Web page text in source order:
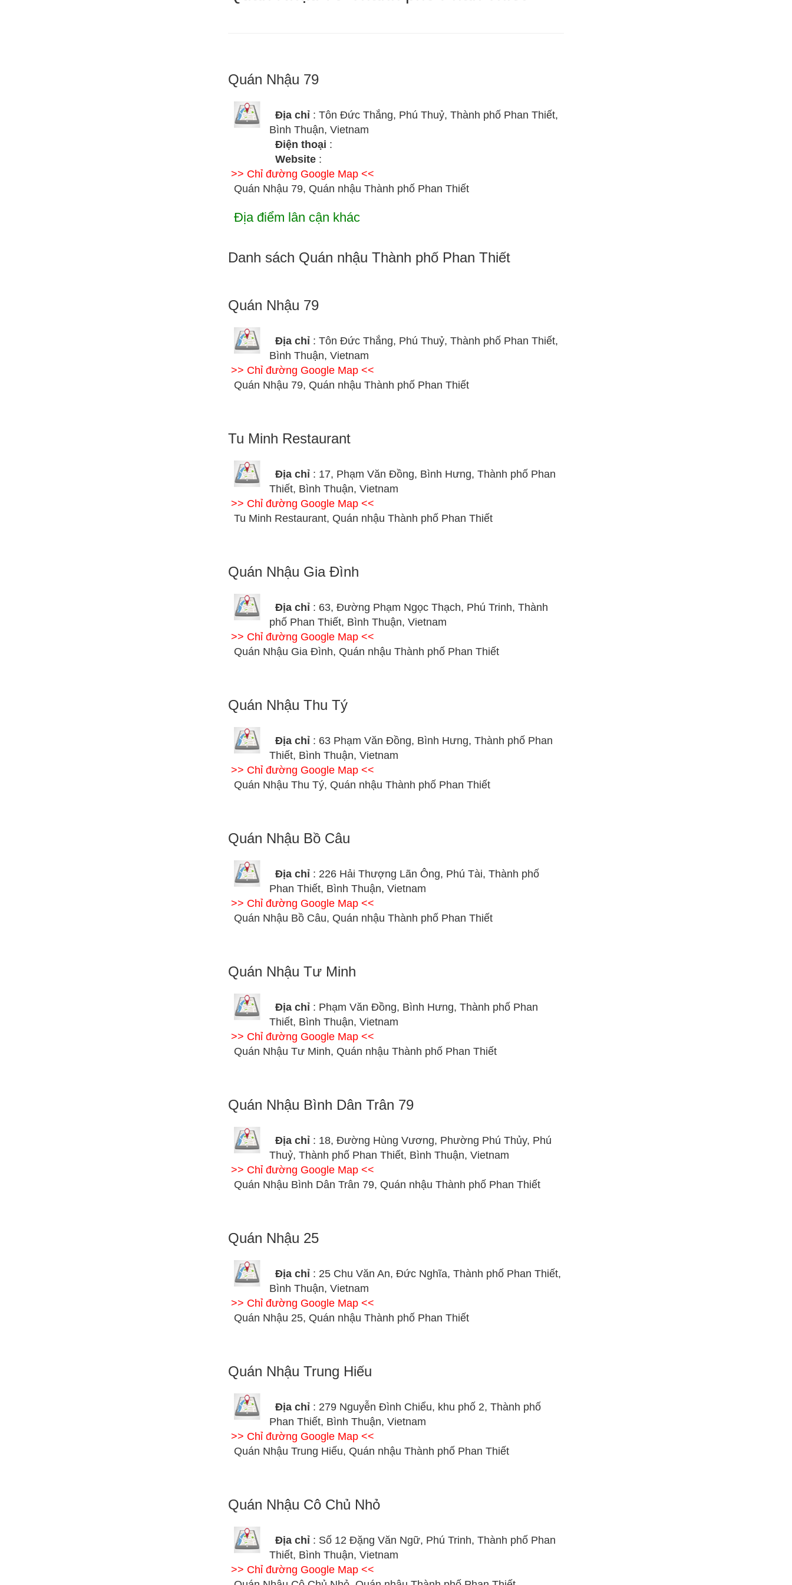
Quán Nhậu 79
Địa chỉ : Tôn Đức Thắng, Phú Thuỷ, Thành phố Phan Thiết,
Bình Thuận, Vietnam
Điện thoại :
Website :
>> Chỉ đường Google Map <<
Quán Nhậu 79, Quán nhậu Thành phố Phan Thiết
Địa điểm lân cận khác
Danh sách Quán nhậu Thành phố Phan Thiết
Quán Nhậu 79
Địa chỉ : Tôn Đức Thắng, Phú Thuỷ, Thành phố Phan Thiết,
Bình Thuận, Vietnam
>> Chỉ đường Google Map <<
Quán Nhậu 79, Quán nhậu Thành phố Phan Thiết
Tu Minh Restaurant
Địa chỉ : 17, Phạm Văn Đồng, Bình Hưng, Thành phố Phan
Thiết, Bình Thuận, Vietnam
>> Chỉ đường Google Map <<
Tu Minh Restaurant, Quán nhậu Thành phố Phan Thiết
Quán Nhậu Gia Đình
Địa chỉ : 63, Đường Phạm Ngọc Thạch, Phú Trinh, Thành
phố Phan Thiết, Bình Thuận, Vietnam
>> Chỉ đường Google Map <<
Quán Nhậu Gia Đình, Quán nhậu Thành phố Phan Thiết
Quán Nhậu Thu Tý
Địa chỉ : 63 Phạm Văn Đồng, Bình Hưng, Thành phố Phan
Thiết, Bình Thuận, Vietnam
>> Chỉ đường Google Map <<
Quán Nhậu Thu Tý, Quán nhậu Thành phố Phan Thiết
Quán Nhậu Bồ Câu
Địa chỉ : 226 Hải Thượng Lãn Ông, Phú Tài, Thành phố
Phan Thiết, Bình Thuận, Vietnam
>> Chỉ đường Google Map <<
Quán Nhậu Bồ Câu, Quán nhậu Thành phố Phan Thiết
Quán Nhậu Tư Minh
Địa chỉ : Phạm Văn Đồng, Bình Hưng, Thành phố Phan
Thiết, Bình Thuận, Vietnam
>> Chỉ đường Google Map <<
Quán Nhậu Tư Minh, Quán nhậu Thành phố Phan Thiết
Quán Nhậu Bình Dân Trân 79
Địa chỉ : 18, Đường Hùng Vương, Phường Phú Thủy, Phú
Thuỷ, Thành phố Phan Thiết, Bình Thuận, Vietnam
>> Chỉ đường Google Map <<
Quán Nhậu Bình Dân Trân 79, Quán nhậu Thành phố Phan Thiết
Quán Nhậu 25
Địa chỉ : 25 Chu Văn An, Đức Nghĩa, Thành phố Phan Thiết,
Bình Thuận, Vietnam
>> Chỉ đường Google Map <<
Quán Nhậu 25, Quán nhậu Thành phố Phan Thiết
Quán Nhậu Trung Hiếu
Địa chỉ : 279 Nguyễn Đình Chiểu, khu phố 2, Thành phố
Phan Thiết, Bình Thuận, Vietnam
>> Chỉ đường Google Map <<
Quán Nhậu Trung Hiếu, Quán nhậu Thành phố Phan Thiết
Quán Nhậu Cô Chủ Nhỏ
Địa chỉ : Số 12 Đặng Văn Ngữ, Phú Trinh, Thành phố Phan
Thiết, Bình Thuận, Vietnam
>> Chỉ đường Google Map <<